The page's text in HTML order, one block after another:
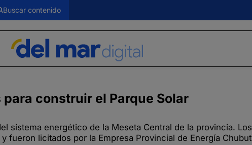
construir el Parque Solar
sistema energético de la Meseta Central de la provincia. Los
fueron licitados por la Empresa Provincial de Energía Chubut